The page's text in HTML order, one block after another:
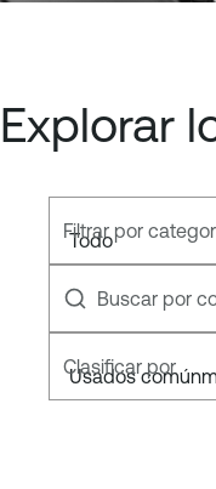
Explorar
Filtrar por
Buscar por
Clasificar por